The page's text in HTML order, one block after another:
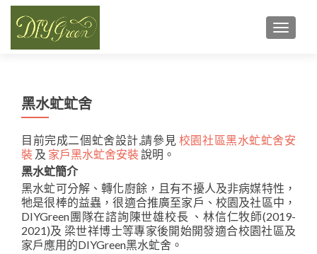
黑水虻虻舍
目前完成二個虻舍設計,請參見 校園社區黑水虻虻舍安
裝 及 家戶黑水虻舍安裝說明。
黑水虻簡介
黑水虻可分解、轉化廚餘，且有不擾人及非病媒特性，
牠是很棒的益蟲，很適合推廣至家戶、校園及社區中，
DIYGreen團隊在諮詢陳世雄校長 、林信仁牧師(2019-
2021)及 梁世祥博士等專家後開始開發適合校園社區及
家戶應用的DIYGreen黑水虻舍。